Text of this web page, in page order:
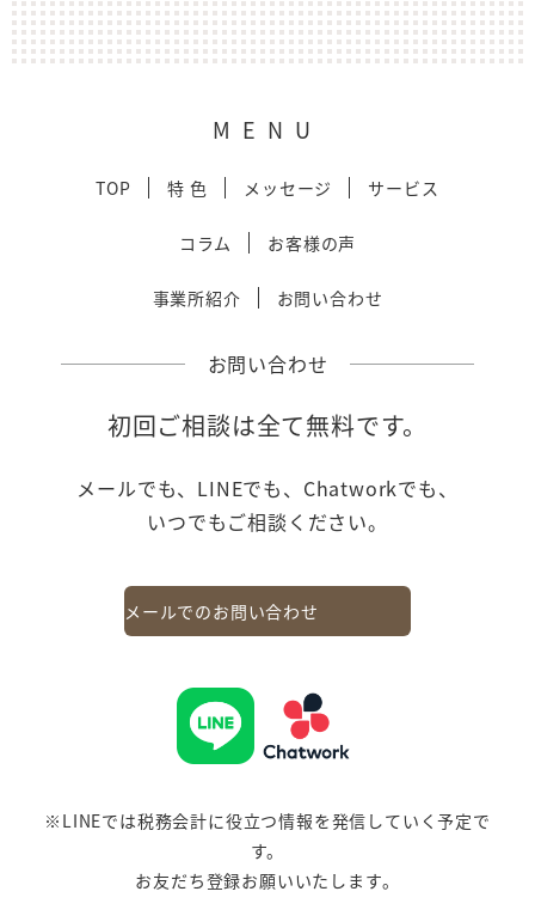
MENU
TOP 特 色 メッセージ サービス
コラム お客様の声
事業所紹介 お問い合わせ
お問い合わせ
初回ご相談は全て無料です。
メールでも、LINEでも、Chatworkでも、
いつでもご相談ください。
メールでのお問い合わせ
※LINEでは税務会計に役立つ情報を発信していく予定で
す。
お友だち登録お願いいたします。